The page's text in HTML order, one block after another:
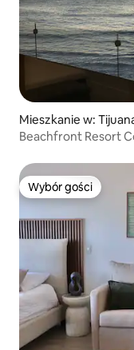
Mieszkanie w:
Beachfront Resort
Wybór gości
Wybór gości